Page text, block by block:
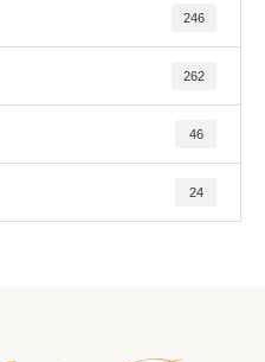
246
262
46
24